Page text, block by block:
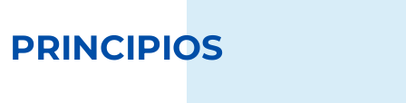
PRINCIPIOS